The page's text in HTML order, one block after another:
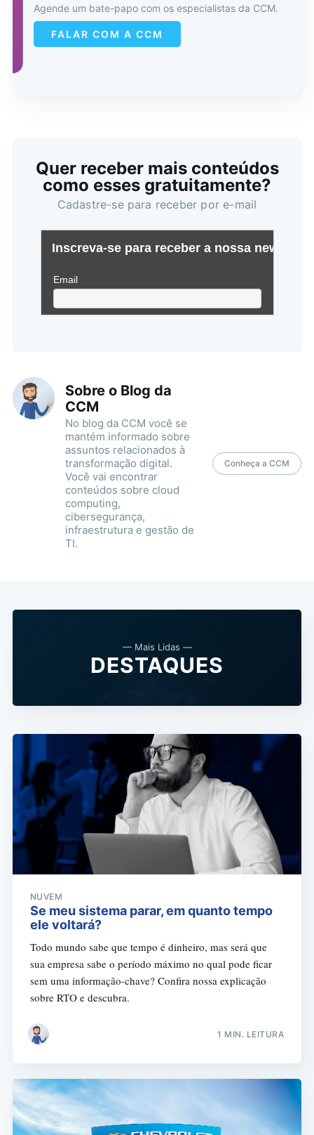
Agende um bate-papo com os especialistas da CCM.
FALAR COM A CCM
Quer receber mais conteúdos
como esses gratuitamente?
Cadastre-se para receber por e-mail
Sobre o Blog da
CCM
No blog da CCM você se
mantém informado sobre
assuntos relacionados à
transformação digital.
Você vai encontrar
conteúdos sobre cloud
computing,
cibersegurança,
infraestrutura e gestão de
TI.
Conheça a CCM
— Mais Lidas —
DESTAQUES
NUVEM
Se meu sistema parar, em quanto tempo
ele voltará?
Todo mundo sabe que tempo é dinheiro, mas será que
sua empresa sabe o período máximo no qual pode ficar
sem uma informação-chave? Confira nossa explicação
sobre RTO e descubra.
1 MIN. LEITURA